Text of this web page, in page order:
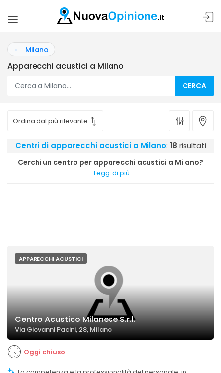
Milano
Apparecchi acustici a Milano
CERCA
Centri di apparecchi acustici a Milano: 18 risultati
Cerchi un centro per apparecchi acustici a Milano?
Leggi di più
APPARECCHI ACUSTICI
Centro Acustico Milanese S.r.l.
Via Giovanni Pacini, 28, Milano
Oggi chiuso